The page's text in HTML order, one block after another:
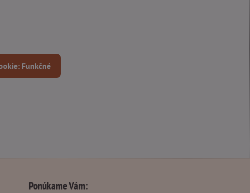
Funkčné
Ponúkame Vám: